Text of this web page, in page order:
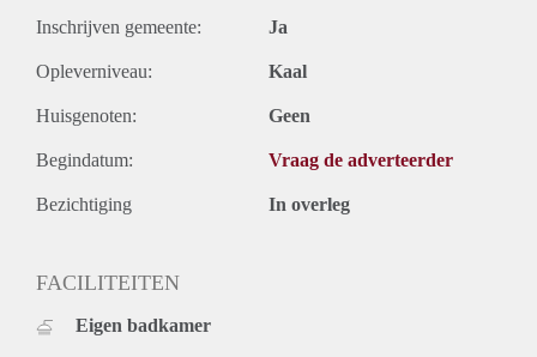
Inschrijven gemeente: Ja
Opleverniveau: Kaal
Huisgenoten: Geen
Begindatum: Vraag de adverteerder
Bezichtiging In overleg
FACILITEITEN
Eigen badkamer